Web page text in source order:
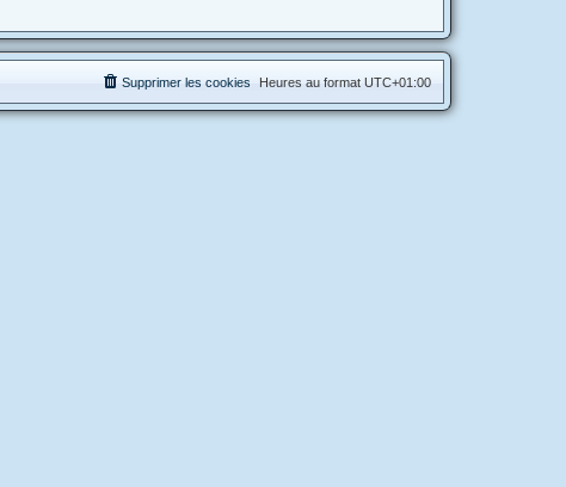
Heures au format UTC+01:00
Supprimer les cookies